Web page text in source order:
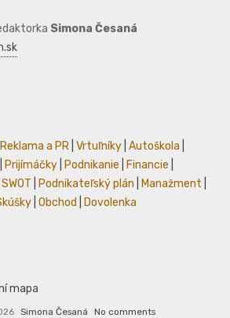
Simona Česaná
Reklama a PR Vrtuľníky Autoškola
Prijímáčky Podnikanie Financie
SWOT Podnikateľský plán Manažment
Obchod Dovolenka
mapa
Simona Česaná No comments